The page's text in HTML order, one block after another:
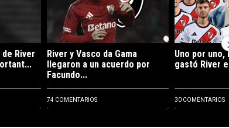
River
River y Vasco da Gama
llegaron a un acuerdo por
Facundo...
74 COMENTARIOS
Uno por
gastó River
30 COMENTARIOS